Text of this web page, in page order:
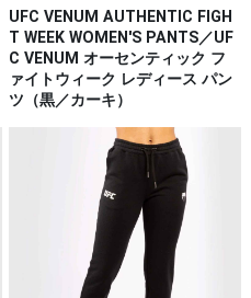
UFC VENUM AUTHENTIC FIGH
T WEEK WOMEN'S PANTS／UF
C VENUM オーセンティック フ
ァイトウィーク レディース パン
ツ（黒／カーキ）